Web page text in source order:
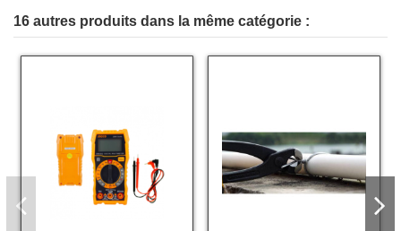
16 autres produits dans la même catégorie :